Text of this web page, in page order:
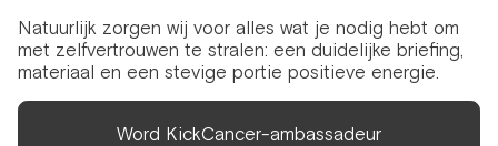
Natuurlijk zorgen wij voor alles wat je nodig hebt om
met zelfvertrouwen te stralen: een duidelijke briefing,
materiaal en een stevige portie positieve energie.
Word KickCancer-ambassadeur